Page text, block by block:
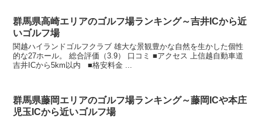
群馬県高崎エリアのゴルフ場ランキング～吉井ICから近
いゴルフ場
関越ハイランドゴルフクラブ 雄大な景観豊かな自然を生かした個性
的な27ホール。 総合評価（3.9） 口コミ ■アクセス 上信越自動車道
群馬県藤岡エリアのゴルフ場ランキング～藤岡ICや本庄
児玉ICから近いゴルフ場